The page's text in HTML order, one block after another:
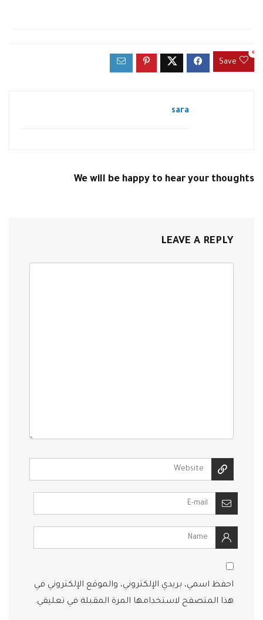
Save
0
sara
We will be happy to hear your thoughts
LEAVE A REPLY
احفظ اسمي، بريدي الإلكتروني، والموقع الإلكتروني في
هذا المتصفح لاستخدامها المرة المقبلة في تعليقي.